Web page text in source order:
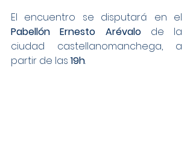
Pabellón Ernesto Arévalo de la
ciudad castellanomanchega, a
partir de las 19h.